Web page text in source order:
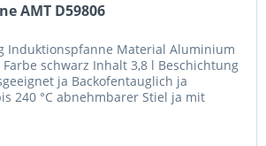
AMT D59806
Induktionspfanne Material Aluminium
schwarz Inhalt 3,8 l Beschichtung
ja Backofentauglich ja
240 °C abnehmbarer Stiel ja mit